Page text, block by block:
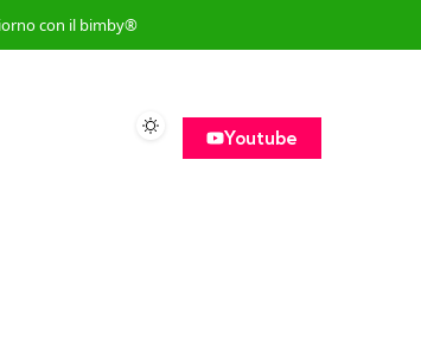
con il bimby®
Youtube